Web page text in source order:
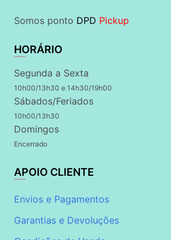
Somos ponto DPD Pickup
HORÁRIO
Segunda a Sexta
10h00/13h30 e 14h30/19h00
Sábados/Feriados
10h00/13h30
Domingos
Encerrado
APOIO CLIENTE
Envios e Pagamentos
Garantias e Devoluções